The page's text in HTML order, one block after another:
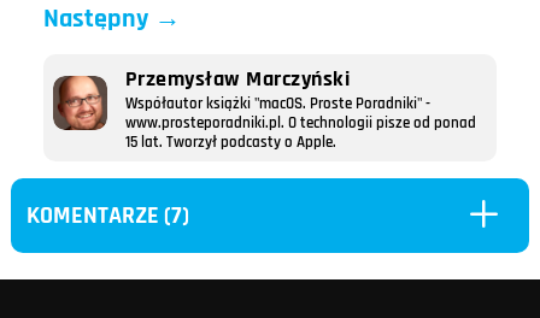
Następny→
Przemysław Marczyński
Współautor książki "macOS. Proste Poradniki" -
www.prosteporadniki.pl. O technologii pisze od ponad
15 lat. Tworzył podcasty o Apple.
KOMENTARZE (7) L